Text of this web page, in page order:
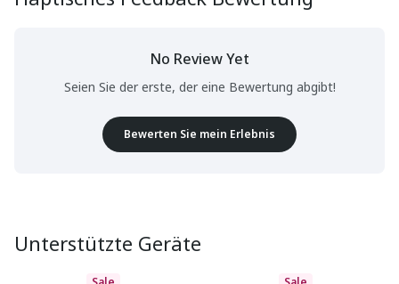
No Review Yet
Seien Sie der erste, der eine Bewertung abgibt!
Bewerten Sie mein Erlebnis
Unterstützte Geräte